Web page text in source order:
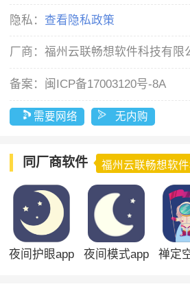
隐私： 查看隐私政策
厂商：福州云联畅想软件科技有限
备案： 闽ICP备17003120号-8A
需要网络 无内购
同厂商软件 福州云联畅想软
夜间护眼app 夜间模式app 禅定